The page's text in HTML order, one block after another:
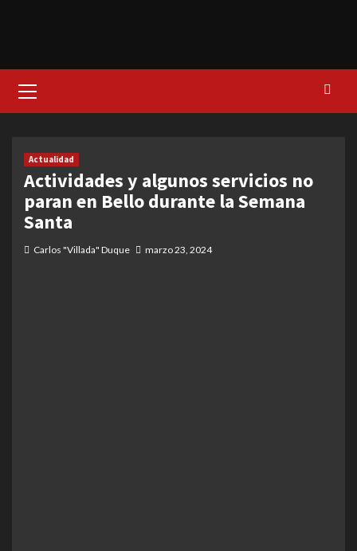
Menu
Actualidad
Actividades y algunos servicios no
paran en Bello durante la Semana
Santa
Carlos "Villada" Duque marzo 23, 2024